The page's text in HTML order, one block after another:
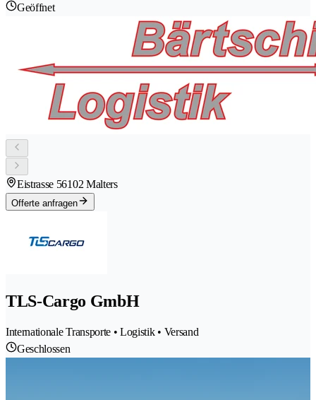
Geöffnet
Eistrasse 56102 Malters
Offerte anfragen
TLS-Cargo GmbH
Internationale Transporte • Logistik • Versand
Geschlossen